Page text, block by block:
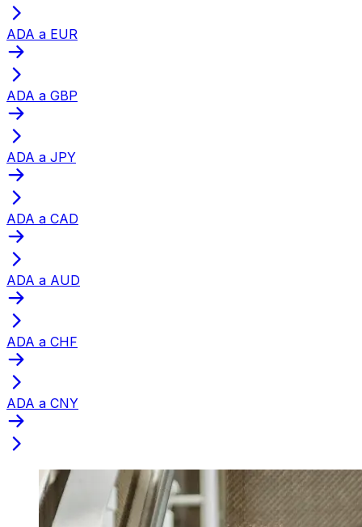
ADA a EUR
ADA a GBP
ADA a JPY
ADA a CAD
ADA a AUD
ADA a CHF
ADA a CNY